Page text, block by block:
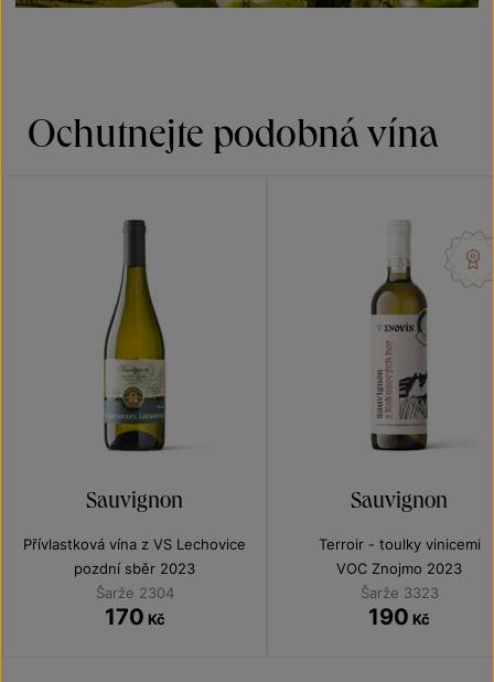
Ochutnejte podobná vína
Sauvignon
Přívlastková vína z VS Lechovice
pozdní sběr 2023
Šarže 2304
170 Kč
Sauvignon
Terroir - toulky vinicemi
VOC Znojmo 2023
Šarže 3323
190 Kč